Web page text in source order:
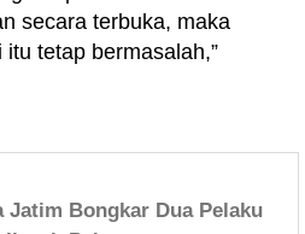
secara terbuka, maka
tetap bermasalah,”
Bongkar Dua Pelaku